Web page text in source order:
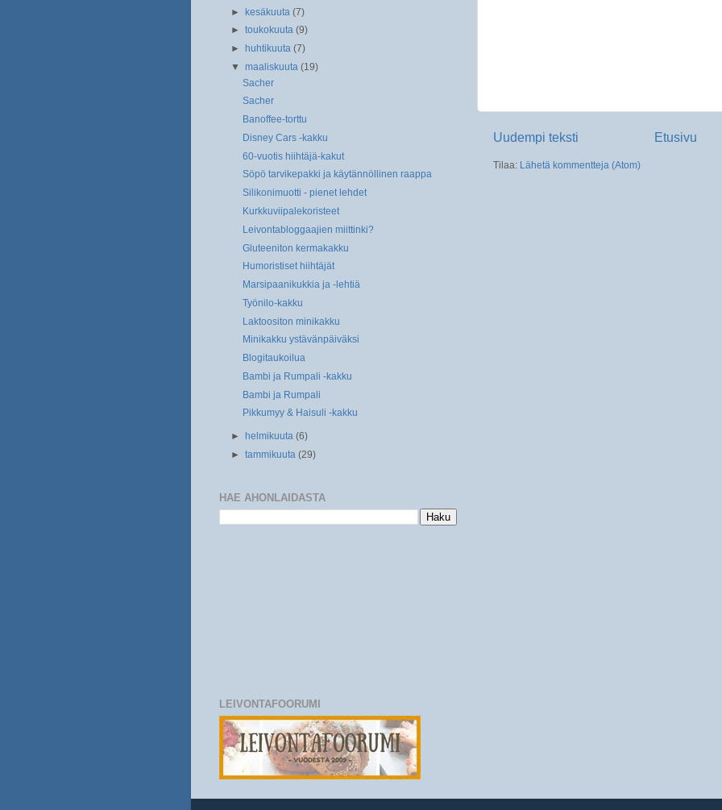
Uudempi teksti Etusivu
Tilaa: Lähetä kommentteja (Atom)
►kesäkuuta(7)
►toukokuuta(9)
►huhtikuuta(7)
▼maaliskuuta(19)
Sacher
Sacher
Banoffee-torttu
Disney Cars -kakku
60-vuotis hiihtäjä-kakut
Söpö tarvikepakki ja käytännöllinen raappa
Silikonimuotti - pienet lehdet
Kurkkuviipalekoristeet
Leivontabloggaajien miittinki?
Gluteeniton kermakakku
Humoristiset hiihtäjät
Marsipaanikukkia ja -lehtiä
Työnilo-kakku
Laktoositon minikakku
Minikakku ystävänpäiväksi
Blogitaukoilua
Bambi ja Rumpali -kakku
Bambi ja Rumpali
Pikkumyy & Haisuli -kakku
►helmikuuta(6)
►tammikuuta(29)
HAE AHONLAIDASTA
LEIVONTAFOORUMI